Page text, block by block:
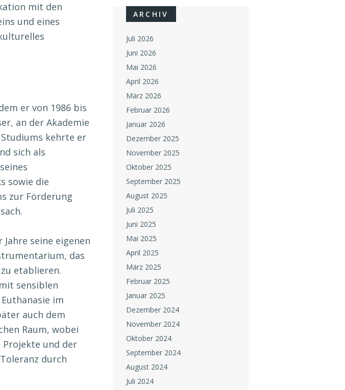
mit den
und eines
er von 1986 bis
an der Akademie
kehrte er
sich als
sowie die
zur Förderung
seine eigenen
das
etablieren.
sensiblen
im
auch dem
Raum, wobei
und der
durch
ARCHIV
Juli 2026
Juni 2026
Mai 2026
April 2026
März 2026
Februar 2026
Januar 2026
Dezember 2025
November 2025
Oktober 2025
September 2025
August 2025
Juli 2025
Juni 2025
Mai 2025
April 2025
März 2025
Februar 2025
Januar 2025
Dezember 2024
November 2024
Oktober 2024
September 2024
August 2024
Juli 2024